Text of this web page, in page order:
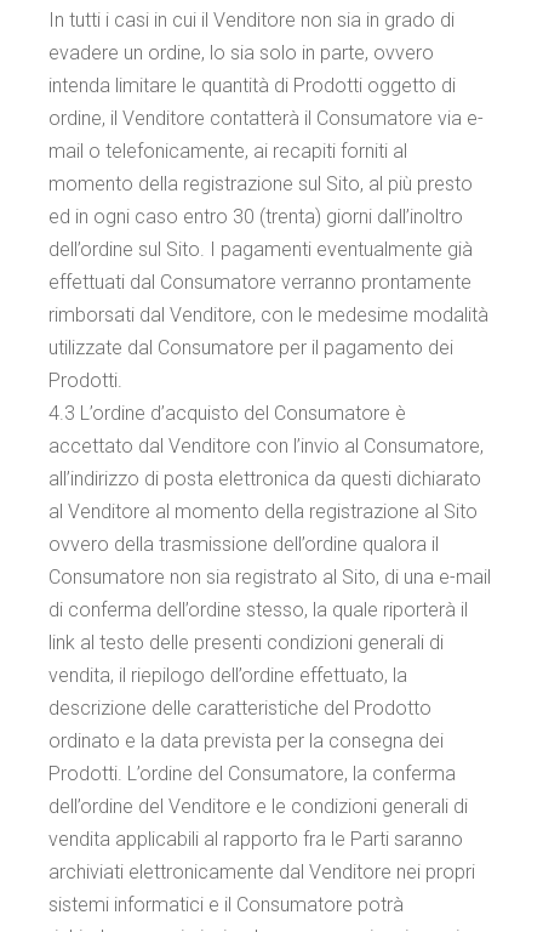
In tutti i casi in cui il Venditore non sia in grado di
evadere un ordine, lo sia solo in parte, ovvero
intenda limitare le quantità di Prodotti oggetto di
ordine, il Venditore contatterà il Consumatore via e-
mail o telefonicamente, ai recapiti forniti al
momento della registrazione sul Sito, al più presto
ed in ogni caso entro 30 (trenta) giorni dall’inoltro
dell’ordine sul Sito. I pagamenti eventualmente già
effettuati dal Consumatore verranno prontamente
rimborsati dal Venditore, con le medesime modalità
utilizzate dal Consumatore per il pagamento dei
Prodotti.
4.3 L’ordine d’acquisto del Consumatore è
accettato dal Venditore con l’invio al Consumatore,
all’indirizzo di posta elettronica da questi dichiarato
al Venditore al momento della registrazione al Sito
ovvero della trasmissione dell’ordine qualora il
Consumatore non sia registrato al Sito, di una e-mail
di conferma dell’ordine stesso, la quale riporterà il
link al testo delle presenti condizioni generali di
vendita, il riepilogo dell’ordine effettuato, la
descrizione delle caratteristiche del Prodotto
ordinato e la data prevista per la consegna dei
Prodotti. L’ordine del Consumatore, la conferma
dell’ordine del Venditore e le condizioni generali di
vendita applicabili al rapporto fra le Parti saranno
archiviati elettronicamente dal Venditore nei propri
sistemi informatici e il Consumatore potrà